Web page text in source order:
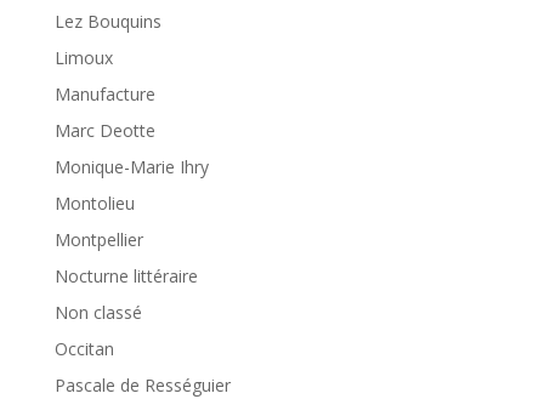
Lez Bouquins
Limoux
Manufacture
Marc Deotte
Monique-Marie Ihry
Montolieu
Montpellier
Nocturne littéraire
Non classé
Occitan
Pascale de Rességuier